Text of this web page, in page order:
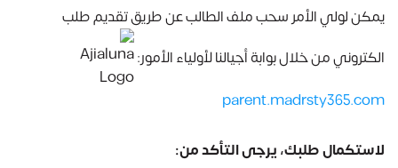
يمكن لولي الأمر سحب ملف الطالب عن طريق تقديم طلب
الكتروني من خلال بوابة أجيالنا لأولياء الأمور:
parent.madrsty365.com
لاستكمال طلبك، يرجى التأكد من: